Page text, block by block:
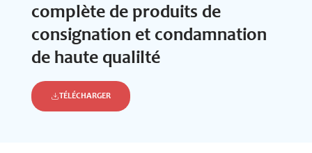
complète de produits de
consignation et condamnation
de haute qualilté
TÉLÉCHARGER